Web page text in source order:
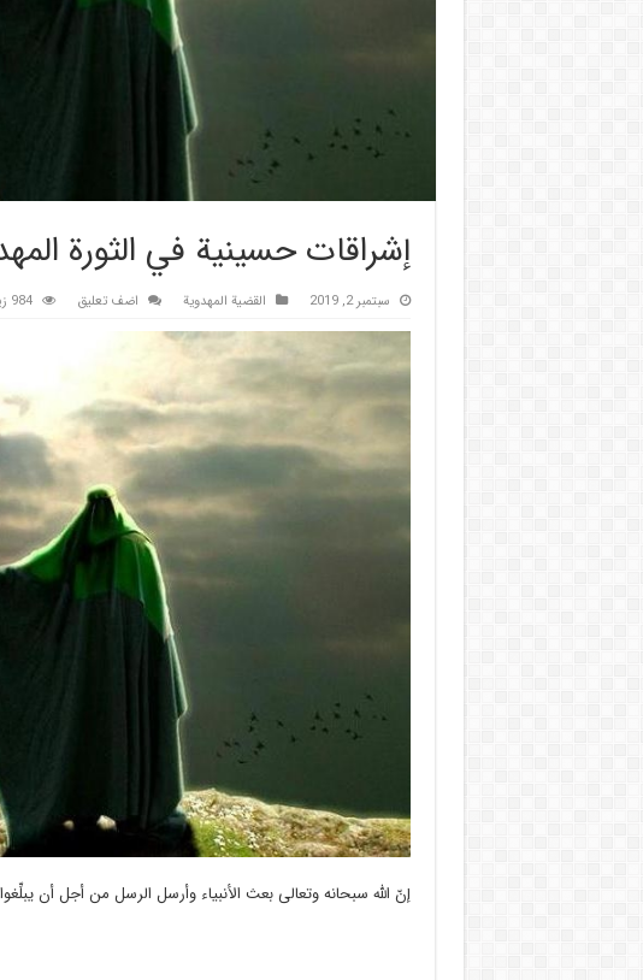
إشراقات حسينية في الثورة
سبتمبر 2, 2019 القضية المهدویة اضف تعليق 984 زيارة
إنّ الله سبحانه وتعالى بعث الأنبياء وأرسل الرسل من أجل أن